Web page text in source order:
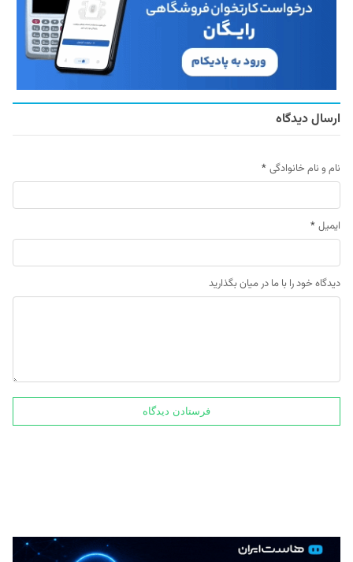
ارسال دیدگاه
نام و نام خانوادگی *
ایمیل *
دیدگاه خود را با ما در میان بگذارید